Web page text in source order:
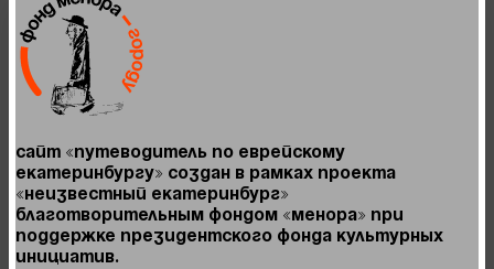
Сайт «Путеводитель по Еврейскому
Екатеринбургу» создан в рамках проекта
«Неизвестный Екатеринбург»
Благотворительным фондом «Менора» при
поддержке Президентского фонда культурных
инициатив.